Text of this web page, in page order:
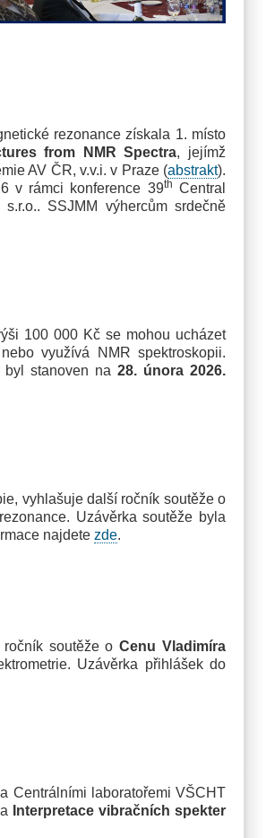
rezonance získala 1. místo
from NMR Spectra, jejímž
AV ČR, v.v.i. v Praze (abstrakt).
v rámci konference 39th Central
SSJMM výhercům srdečně
100 000 Kč se mohou ucházet
využívá NMR spektroskopii.
byl stanoven na28. února 2026.
vyhlašuje další ročník soutěže o
Uzávěrka soutěže byla
najdetezde.
soutěže o Cenu Vladimíra
Uzávěrka přihlášek do
Centrálními laboratořemi VŠCHT
Interpretace vibračních spekter